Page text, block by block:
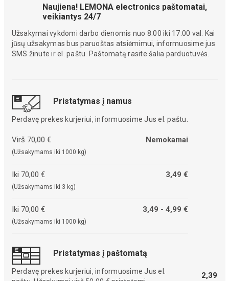
Naujiena! LEMONA electronics paštomatai,
veikiantys 24/7
Užsakymai vykdomi darbo dienomis nuo 8:00 iki 17:00 val. Kai
jūsų užsakymas bus paruoštas atsiėmimui, informuosime jus
SMS žinute ir el. paštu. Paštomatą rasite šalia parduotuvės.
Pristatymas į namus
Perdavę prekes kurjeriui, informuosime Jus el. paštu.
Virš 70,00 €
(Užsakymams iki 1000 kg)
Nemokamai
Iki 70,00 €
(Užsakymams iki 3 kg)
3,49 €
Iki 70,00 €
(Užsakymams iki 1000 kg)
3,49 - 4,99 €
Pristatymas į paštomatą
Perdavę prekes kurjeriui, informuosime Jus el.
2,39